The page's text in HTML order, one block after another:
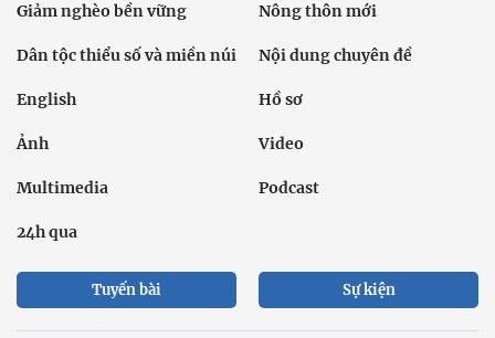
Giảm nghèo bền vững Nông thôn mới
Dân tộc thiểu số và miền núi Nội dung chuyên đề
English Hồ sơ
Ảnh Video
Multimedia Podcast
24h qua
Tuyến bài Sự kiện